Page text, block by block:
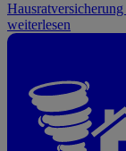
Hausratversicherung
weiterlesen